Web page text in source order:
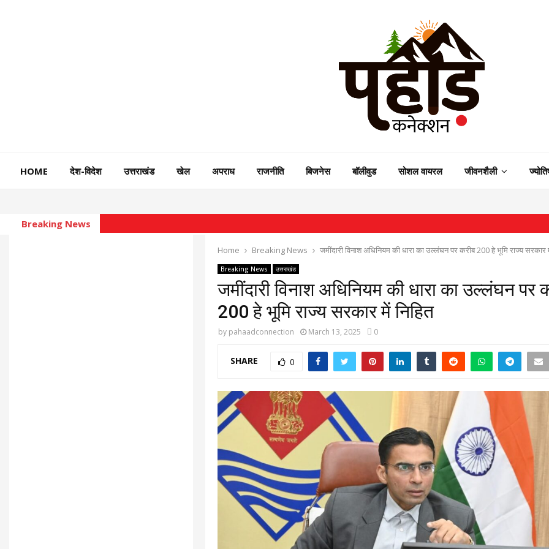
HOME देश-विदेश उत्तराखंड खेल अपराध राजनीति बिजनेस बॉलीवुड सोशल वायरल जीवनशैली
Breaking News
Home Breaking News जमींदारी विनाश अधिनियम की धारा का उल्लंघन पर करीब 200 हे भूमि राज्य सरकार
Breaking News उत्तराखंड
जमींदारी विनाश अधिनियम की धारा का उल्लंघन पर
200 हे भूमि राज्य सरकार में निहित
by pahaadconnection March 13, 2025 0
SHARE 0